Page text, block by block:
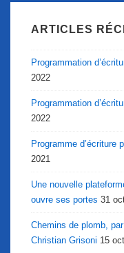
ARTICLES
Programmation
2022
Programmation
2022
Programme d’écriture
2021
Une nouvelle
ouvre ses portes 31
Chemins de plomb,
Christian Grisoni 15